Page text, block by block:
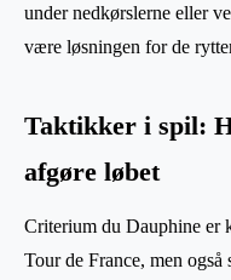
under nedkørslerne eller
være løsningen for de
Taktikker i spil:
afgøre løbet
Criterium du Dauphine er
Tour de France, men